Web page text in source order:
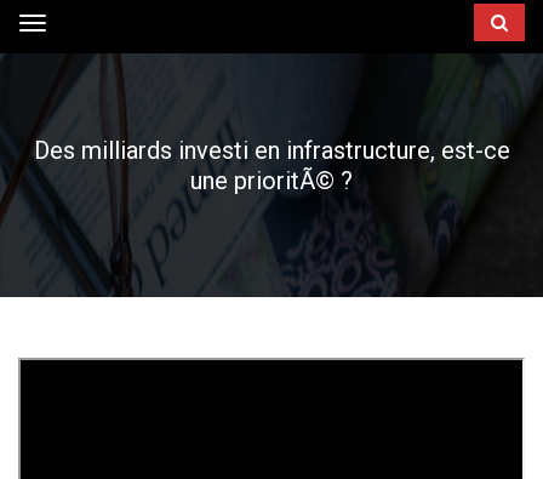
Toggle
navigation
Des milliards investi en infrastructure, est-ce
une prioritÃ© ?